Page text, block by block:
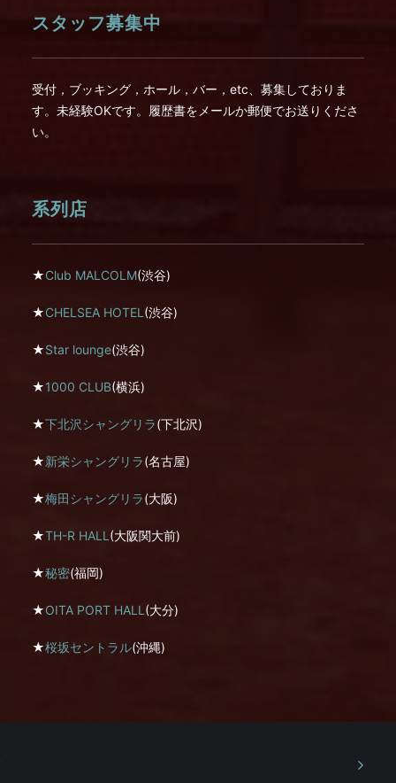
スタッフ募集中
受付，ブッキング，ホール，バー，etc、募集しておりま
す。未経験OKです。履歴書をメールか郵便でお送りくださ
い。
系列店
★Club MALCOLM(渋谷)
★CHELSEA HOTEL (渋谷)
★Star lounge(渋谷)
★1000 CLUB(横浜)
★下北沢シャングリラ(下北沢)
★新栄シャングリラ(名古屋)
★梅田シャングリラ(大阪)
★TH-R HALL (大阪関大前)
★秘密(福岡)
★OITA PORT HALL (大分)
★桜坂セントラル(沖縄)